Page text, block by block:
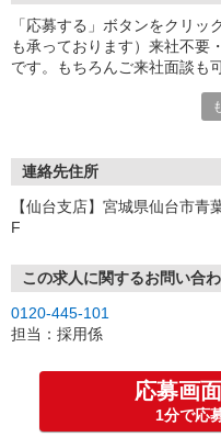
「応募する」ボタンをクリ
も承っております）来社不要
です。もちろんご来社面談も
連絡先住所
【仙台支店】宮城県仙台市
F
この求人に関するお問い合
0120-445-101
担当：採用係
応募画
1分で応